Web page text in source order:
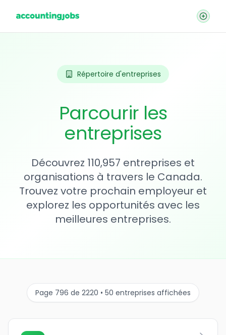
Répertoire d'entreprises
Parcourir les
entreprises
Découvrez 110,957 entreprises et
organisations à travers le Canada.
Trouvez votre prochain employeur et
explorez les opportunités avec les
meilleures entreprises.
Page 796 de 2220 • 50 entreprises affichées